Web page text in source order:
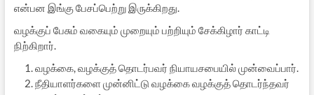
என்பன இங்கு பேசப்பெற்று இருக்கிறது.
வழக்குப் பேசும் வகையும் முறையும் பற்றியும் சேக்கிழார் காட்டி
நிற்கிறார்.
வழக்கை, வழக்குத் தொடர்பவர் நியாயசபையில் முன்வைப்பார்.
நீதியாளர்களை முன்னிட்டு வழக்கை வழக்குத் தொடர்ந்தவர்